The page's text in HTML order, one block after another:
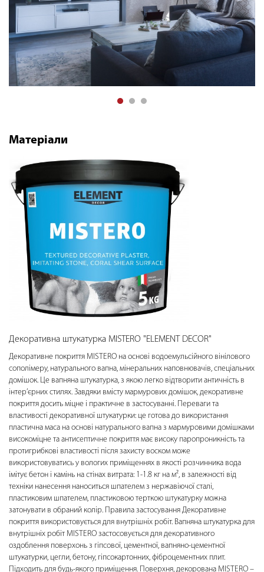
Матеріали
Декоративна штукатурка MISTERO "ELEMENT DECOR"
Декоративне покриття MISTERO на основі водоемульсійного вінілового
сополімеру, натурального вапна, мінеральних наповнювачів, спеціальних
домішок. Це вапняна штукатурка, з якою легко відтворити античність в
інтер’єрних стилях. Завдяки вмісту мармурових домішок, декоративне
покриття досить міцне і практичне в застосуванні. Переваги та
властивості декоративної штукатурки: це готова до використання
пластична маса на основі натурального вапна з мармуровими домішками
високоміцне та антисептичне покриття має високу паропроникність та
протигрибкові властивості після захисту воском може
використовуватись у вологих приміщеннях в якості розчинника вода
імітує бетон і камінь на стінах витрата: 1-1.8 кг на м², в залежності від
техніки нанесення наноситься шпателем з нержавіючої сталі,
пластиковим шпателем, пластиковою терткою штукатурку можна
затонувати в обраний колір. Правила застосування Декоративне
покриття використовується для внутрішніх робіт. Вапняна штукатурка для
внутрішніх робіт MISTERO застосовується для декоративного
оздоблення поверхонь з гіпсової, цементної, вапняно-цементної
штукатурки, цегли, бетону, гіпсокартонних, фіброцементних плит.
Підходить для будь-якого приміщення. Поверхня, декорована MISTERO –